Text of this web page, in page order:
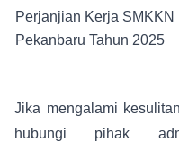
Perjanjian Kerja SMKKN
Pekanbaru Tahun 2025
Jika mengalami
hubungi pihak